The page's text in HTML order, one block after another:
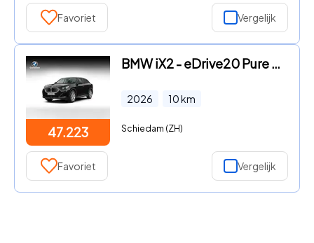
Favoriet Vergelijk
47.223
BMW iX2 - eDrive20 Pure Edition
2026 10km
Schiedam (ZH)
Favoriet Vergelijk